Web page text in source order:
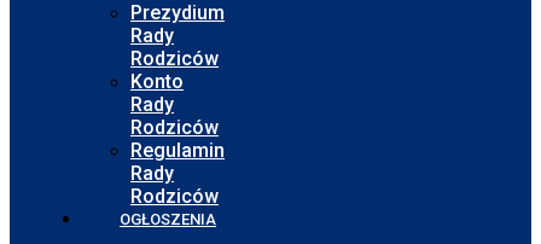
Prezydium
Rady
Rodziców
Konto
Rady
Rodziców
Regulamin
Rady
Rodziców
OGŁOSZENIA